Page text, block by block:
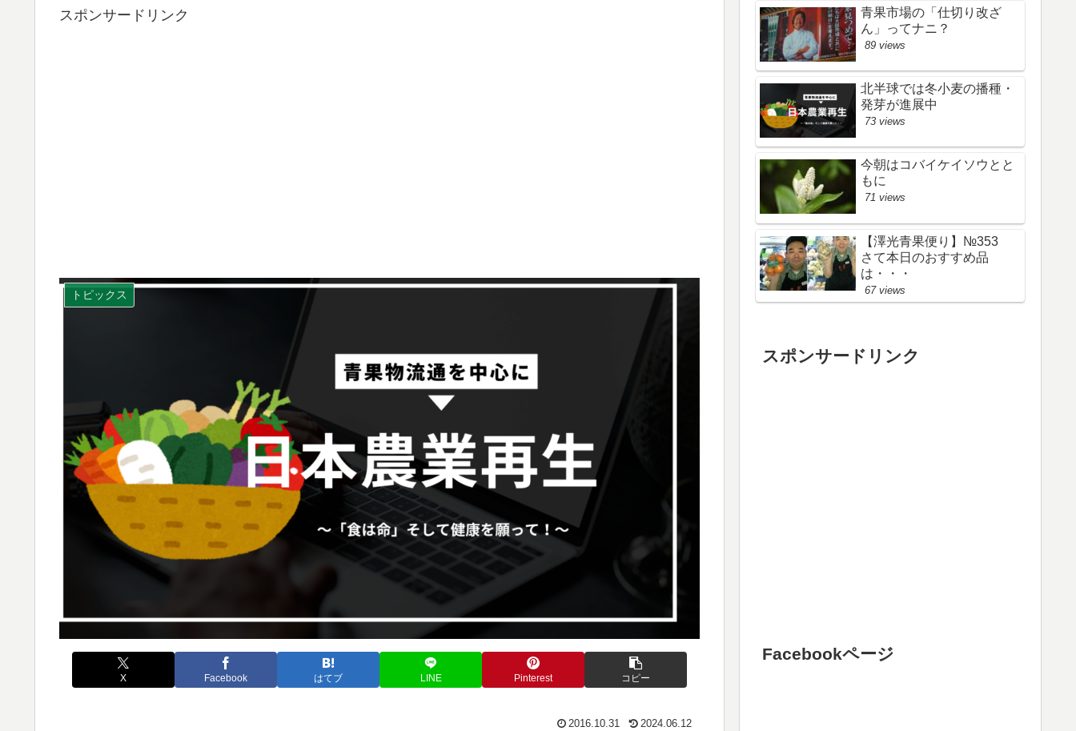
スポンサードリンク
トピックス
X Facebook はてブ LINE Pinterest コピー
2016.10.31 2024.06.12
青果市場の「仕切り改ざ
ん」ってナニ？
89 views
北半球では冬小麦の播種・
発芽が進展中
73 views
今朝はコバイケイソウとと
もに
71 views
【澤光青果便り】№353
さて本日のおすすめ品
は・・・
67 views
スポンサードリンク
Facebookページ